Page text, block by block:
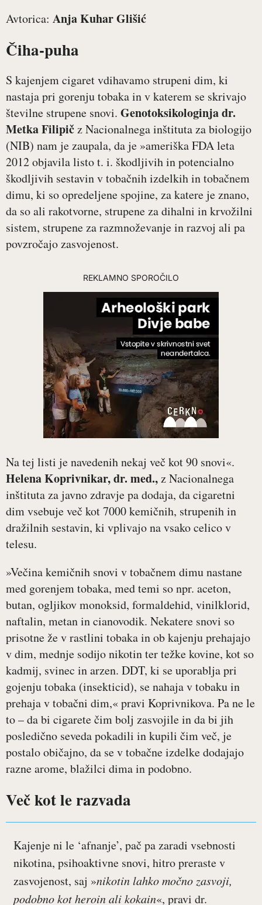
Avtorica: Anja Kuhar Glišić
Čiha-puha
S kajenjem cigaret vdihavamo strupeni dim, ki
nastaja pri gorenju tobaka in v katerem se skrivajo
številne strupene snovi. Genotoksikologinja dr.
Metka Filipičz Nacionalnega inštituta za biologijo
(NIB) nam je zaupala, da je »ameriška FDA leta
2012 objavila listo t. i. škodljivih in potencialno
škodljivih sestavin v tobačnih izdelkih in tobačnem
dimu, ki so opredeljene spojine, za katere je znano,
da so ali rakotvorne, strupene za dihalni in krvožilni
sistem, strupene za razmnoževanje in razvoj ali pa
povzročajo zasvojenost.
REKLAMNO SPOROČILO
Na tej listi je navedenih nekaj več kot 90 snovi«.
Helena Koprivnikar, dr. med.,z Nacionalnega
inštituta za javno zdravje pa dodaja, da cigaretni
dim vsebuje več kot 7000 kemičnih, strupenih in
dražilnih sestavin, ki vplivajo na vsako celico v
telesu.
»Večina kemičnih snovi v tobačnem dimu nastane
med gorenjem tobaka, med temi so npr. aceton,
butan, ogljikov monoksid, formaldehid, vinilklorid,
naftalin, metan in cianovodik. Nekatere snovi so
prisotne že v rastlini tobaka in ob kajenju prehajajo
v dim, mednje sodijo nikotin ter težke kovine, kot so
kadmij, svinec in arzen. DDT, ki se uporablja pri
gojenju tobaka (insekticid), se nahaja v tobaku in
prehaja v tobačni dim,« pravi Koprivnikova. Pa ne le
to – da bi cigarete čim bolj zasvojile in da bi jih
posledično seveda pokadili in kupili čim več, je
postalo običajno, da se v tobačne izdelke dodajajo
razne arome, blažilci dima in podobno.
Več kot le razvada
Kajenje ni le ‘afnanje’, pač pa zaradi vsebnosti
nikotina, psihoaktivne snovi, hitro preraste v
zasvojenost, saj »nikotin lahko močno zasvoji,
podobno kot heroin ali kokain«, pravi dr.